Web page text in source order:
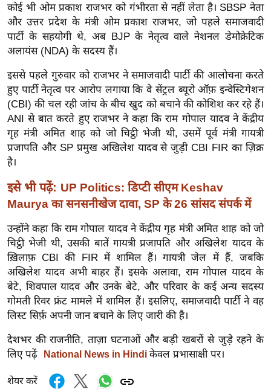
इं
डि
या
सा
हि
त्य
ज
ग
त
ऑ
व
र्ल्ड
न्यू
ज
ब्री
फ
म
नो
रं
ज
न
ग
कोई भी ओम प्रकाश राजभर को गंभीरता से नहीं लेता है। SBSP नेता
और उत्तर प्रदेश के मंत्री ओम प्रकाश राजभर, जो पहले समाजवादी
पार्टी के सहयोगी थे, अब BJP के नेतृत्व वाले नेशनल डेमोक्रेटिक
अलायंस (NDA) के सदस्य हैं।
इससे पहले गुरुवार को राजभर ने समाजवादी पार्टी की आलोचना करते
हुए पार्टी नेतृत्व पर आरोप लगाया कि वे सेंट्रल ब्यूरो ऑफ़ इन्वेस्टिगेशन
(CBI) की चल रही जांच के बीच खुद को बचाने की कोशिश कर रहे हैं।
ANI से बात करते हुए राजभर ने कहा कि राम गोपाल यादव ने केंद्रीय
गृह मंत्री अमित शाह को जो चिट्ठी भेजी थी, उसमें पूर्व मंत्री गायत्री
प्रजापति और SP प्रमुख अखिलेश यादव से जुड़ी CBI FIR का ज़िक्र
है।
इसे भी पढ़ें: UP Politics: डिप्टी सीएम Keshav
Maurya का सनसनीखेज दावा, SP के 26 सांसद संपर्क में
उन्होंने कहा कि राम गोपाल यादव ने केंद्रीय गृह मंत्री अमित शाह को जो
चिट्ठी भेजी थी, उसकी बातें गायत्री प्रजापति और अखिलेश यादव के
ख़िलाफ़ CBI की FIR में शामिल हैं। गायत्री जेल में हैं, जबकि
अखिलेश यादव अभी बाहर हैं। इसके अलावा, राम गोपाल यादव के
बेटे, शिवपाल यादव और उनके बेटे, और परिवार के कई अन्य सदस्य
गोमती रिवर फ्रंट मामले में शामिल हैं। इसलिए, समाजवादी पार्टी ने वह
लिस्ट सिर्फ़ अपनी जान बचाने के लिए जारी की है।
देशभर की राजनीति, ताज़ा घटनाओं और बड़ी खबरों से जुड़े रहने के
लिए पढ़ें
National News in Hindi केवल प्रभासाक्षी पर।
शेयर करें